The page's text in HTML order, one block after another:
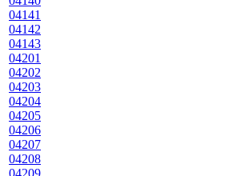
04141
04142
04143
04201
04202
04203
04204
04205
04206
04207
04208
04209